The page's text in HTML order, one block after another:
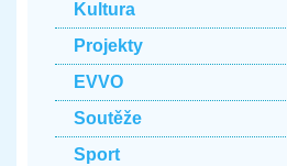
Kultura
Projekty
EVVO
Soutěže
Sport